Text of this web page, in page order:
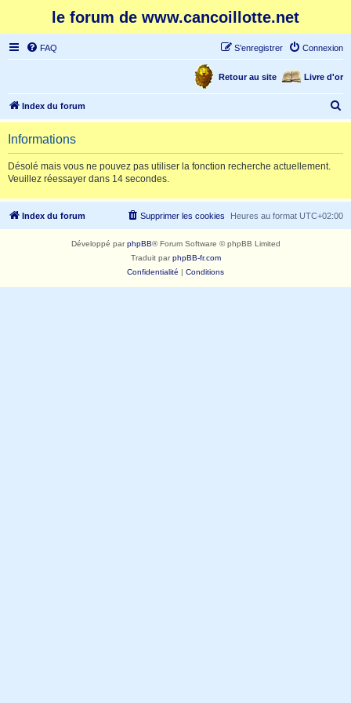
le forum de www.cancoillotte.net
FAQ Connexion
S’enregistrer
Livre d'or
Retour au site
Index du forum
e
r
c
Informations
Désolé mais vous ne pouvez pas utiliser la fonction recherche actuellement.
Veuillez réessayer dans 14 secondes.
Index du forum Heures au format UTC+02:00
Supprimer les cookies
Développé parphpBB® Forum Software © phpBB Limited
Traduit parphpBB-fr.com
Confidentialité | Conditions